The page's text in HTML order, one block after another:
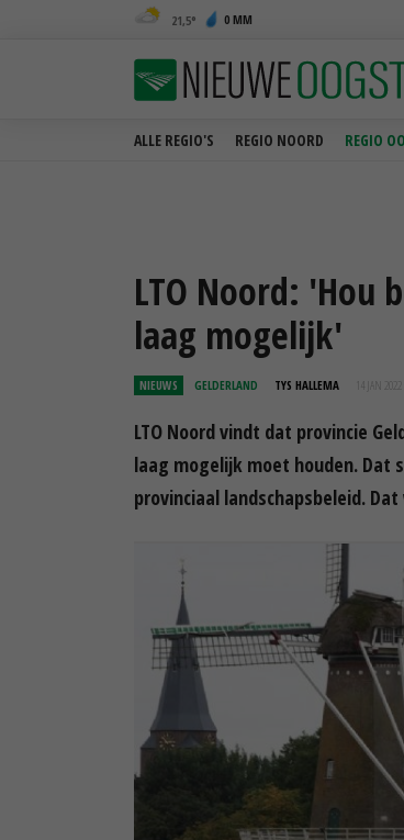
21,5 0 MM
ALLE REGIO'S REGIO NOORD REGIO
LTO Noord: 'Hou
laag mogelijk'
NIEUWS GELDERLAND TYS HALLEMA 14 JAN
LTO Noord vindt dat provincie
laag mogelijk moet houden. Dat
provinciaal landschapsbeleid.